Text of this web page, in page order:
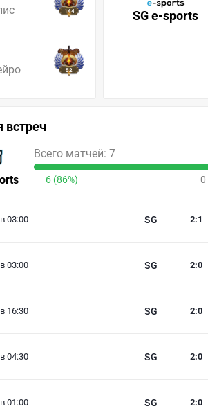
144
52
SG e-sports
встреч
Всего матчей: 7
6 (86%) 0
03:00 SG 2:1
03:00 SG 2:0
16:30 SG 2:0
04:30 SG 2:0
01:00 SG 2:0